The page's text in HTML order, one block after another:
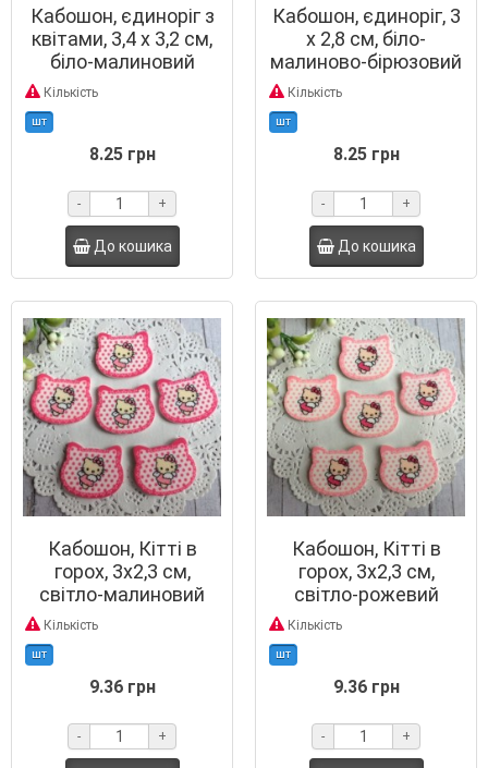
Кабошон, єдиноріг з
квітами, 3,4 х 3,2 см,
біло-малиновий
Кількість
шт
8.25 грн
- +
До кошика
Кабошон, єдиноріг, 3
х 2,8 см, біло-
малиново-бірюзовий
Кількість
шт
8.25 грн
- +
До кошика
Кабошон, Кітті в
горох, 3х2,3 см,
світло-малиновий
Кількість
шт
9.36 грн
- +
Кабошон, Кітті в
горох, 3х2,3 см,
світло-рожевий
Кількість
шт
9.36 грн
- +